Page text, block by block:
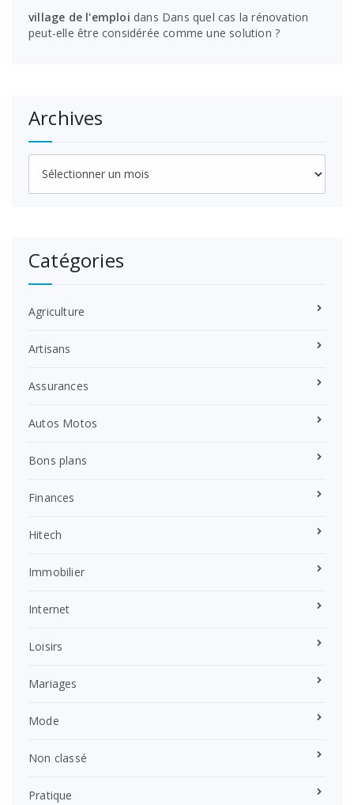
village de l'emploi dans Dans quel cas la rénovation
peut-elle être considérée comme une solution ?
Archives
Archives
Catégories
Agriculture
Artisans
Assurances
Autos Motos
Bons plans
Finances
Hitech
Immobilier
Internet
Loisirs
Mariages
Mode
Non classé
Pratique